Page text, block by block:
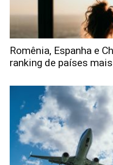
Romênia, Espanha e
ranking de países